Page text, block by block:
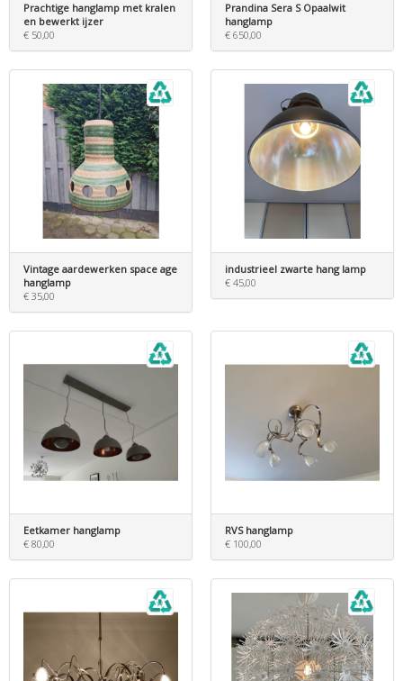
Prachtige hanglamp met kralen
en bewerkt ijzer
€ 50,00
Prandina Sera S Opaalwit
hanglamp
€ 650,00
Vintage aardewerken space age
hanglamp
€ 35,00
industrieel zwarte hang lamp
€ 45,00
Eetkamer hanglamp
€ 80,00
RVS hanglamp
€ 100,00